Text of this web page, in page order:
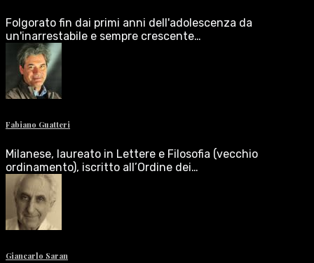
Folgorato fin dai primi anni dell'adolescenza da
un'inarrestabile e sempre crescente…
Fabiano Guatteri
Milanese, laureato in Lettere e Filosofia (vecchio
ordinamento), iscritto all’Ordine dei…
Giancarlo Saran